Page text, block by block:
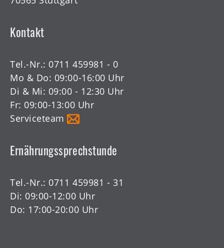
Kontakt
Tel.-Nr.: 0711 459981 - 0
Mo & Do: 09:00-16:00 Uhr
Di & Mi: 09:00 - 12:30 Uhr
Fr: 09:00-13:00 Uhr
Serviceteam
Ernährungssprechstunde
Tel.-Nr.: 0711 459981 - 31
Di: 09:00-12:00 Uhr
Do: 17:00-20:00 Uhr